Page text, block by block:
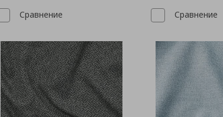
Сравнение Сравнение